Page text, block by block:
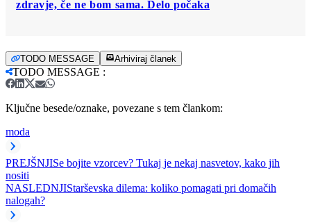
zdravje, če ne bom sama. Delo počaka
TODO MESSAGE Arhiviraj članek
TODO MESSAGE :
Ključne besede/oznake, povezane s tem člankom:
moda
PREJŠNJISe bojite vzorcev? Tukaj je nekaj nasvetov, kako jih
nositi
NASLEDNJIStarševska dilema: koliko pomagati pri domačih
nalogah?